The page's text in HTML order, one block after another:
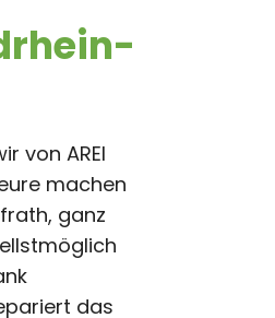
von AREI
machen
ganz
das